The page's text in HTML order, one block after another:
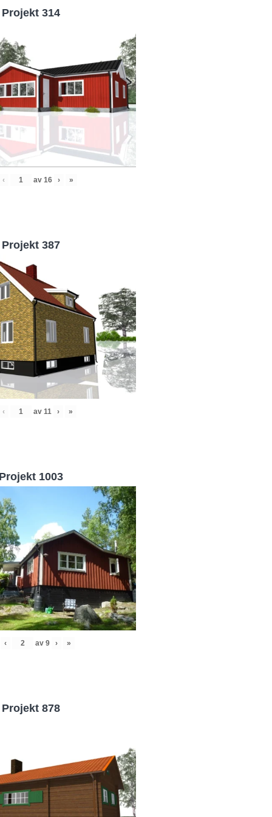
Projekt 314
‹ av 16 › »
Projekt 387
‹ av 11 › »
1003
‹ av 9 › »
Projekt 878